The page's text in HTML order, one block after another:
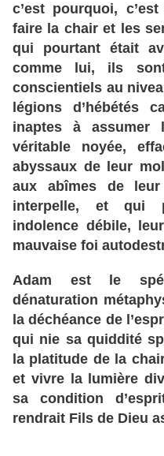
c’est pourquoi,
faire la chair et les
qui pourtant était
comme lui, ils
conscientiels au
légions d’hébétés
inaptes à assumer
véritable noyée,
abyssaux de leur
aux abîmes de
interpelle, et qui
indolence débile,
mauvaise foi
Adam est le
dénaturation
la déchéance de
qui nie sa quiddité
la platitude de la
et vivre la lumière
sa condition
rendrait Fils de Dieu